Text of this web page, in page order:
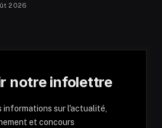
2026
notre infolettre
informations sur l'actualité,
et concours